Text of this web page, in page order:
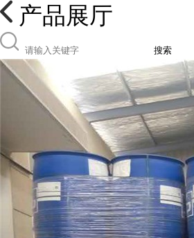
产品展厅
搜索